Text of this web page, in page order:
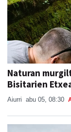
Naturan
Bisitarien
Aiurri abu 05, 08:30